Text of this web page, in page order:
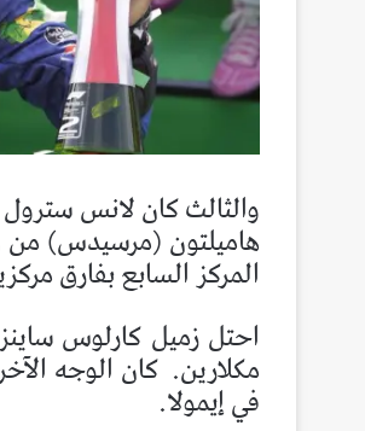
والثالث كان لانس
هاميلتون (مرسيدس) من
المركز السابع بفارق
احتل زميل كارلوس
مكلارين.
في إيمولا.